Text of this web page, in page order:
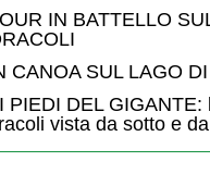
IN BATTELLO
CANOA SUL LAGO
PIEDI DEL GIGANTE:
vista da sotto e